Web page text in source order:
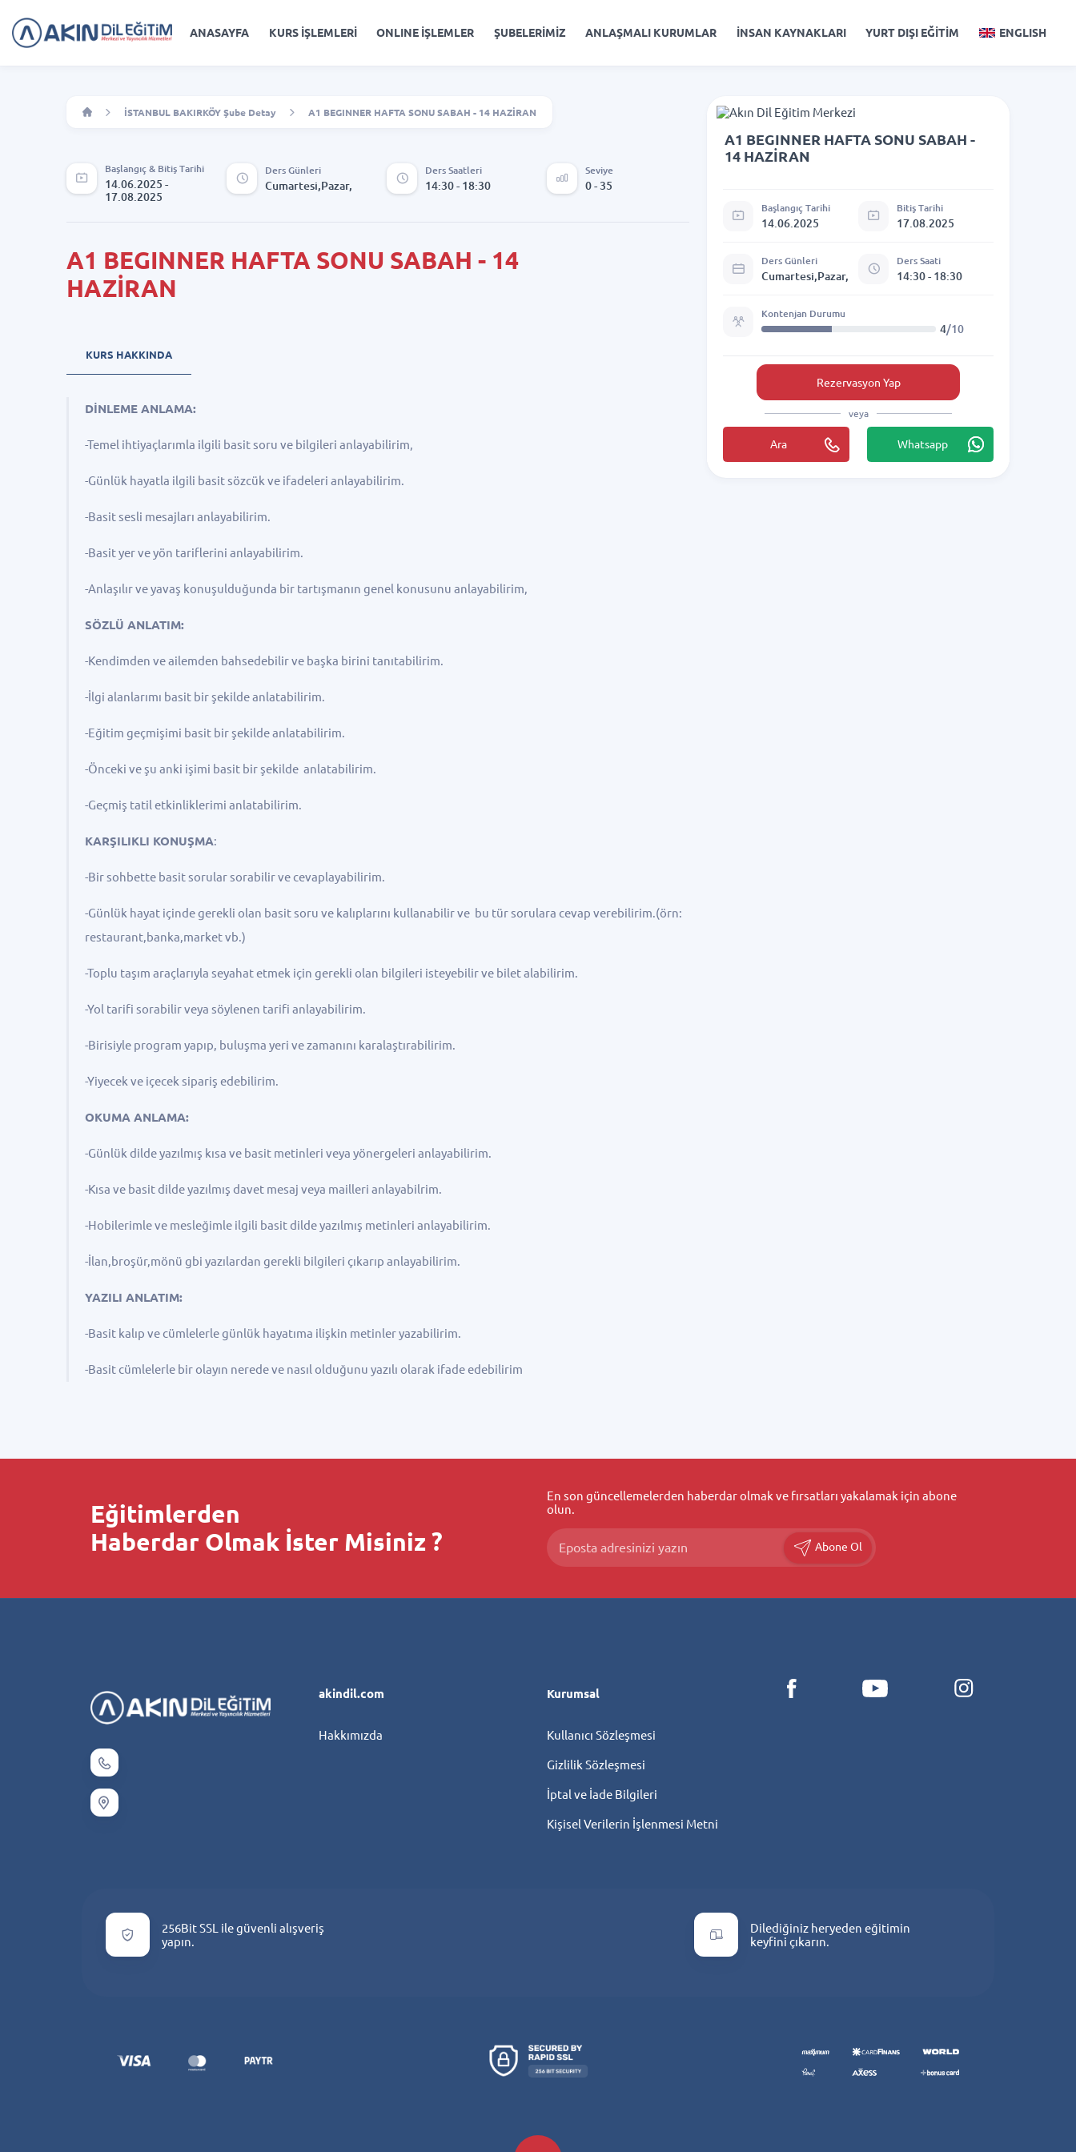
ANASAYFA KURS İŞLEMLERİ ONLINE İŞLEMLER ŞUBELERİMİZ ANLAŞMALI KURUMLAR İNSAN KAYNAKLARI YURT DIŞI EĞİTİM ENGLISH
İSTANBUL BAKIRKÖY Şube Detay A1 BEGINNER HAFTA SONU SABAH - 14 HAZİRAN
Başlangıç & Bitiş Tarihi
14.06.2025 -
17.08.2025
Ders Günleri
Cumartesi,Pazar,
Ders Saatleri
14:30 - 18:30
Seviye
0 - 35
A1 BEGINNER HAFTA SONU SABAH - 14
HAZİRAN
KURS HAKKINDA
DİNLEME ANLAMA:
-Temel ihtiyaçlarımla ilgili basit soru ve bilgileri anlayabilirim,
-Günlük hayatla ilgili basit sözcük ve ifadeleri anlayabilirim.
-Basit sesli mesajları anlayabilirim.
-Basit yer ve yön tariflerini anlayabilirim.
-Anlaşılır ve yavaş konuşulduğunda bir tartışmanın genel konusunu anlayabilirim,
SÖZLÜ ANLATIM:
-Kendimden ve ailemden bahsedebilir ve başka birini tanıtabilirim.
-İlgi alanlarımı basit bir şekilde anlatabilirim.
-Eğitim geçmişimi basit bir şekilde anlatabilirim.
-Önceki ve şu anki işimi basit bir şekilde anlatabilirim.
-Geçmiş tatil etkinliklerimi anlatabilirim.
KARŞILIKLI KONUŞMA:
-Bir sohbette basit sorular sorabilir ve cevaplayabilirim.
-Günlük hayat içinde gerekli olan basit soru ve kalıplarını kullanabilir ve bu tür sorulara cevap verebilirim.(örn:
restaurant,banka,market vb.)
-Toplu taşım araçlarıyla seyahat etmek için gerekli olan bilgileri isteyebilir ve bilet alabilirim.
-Yol tarifi sorabilir veya söylenen tarifi anlayabilirim.
-Birisiyle program yapıp, buluşma yeri ve zamanını karalaştırabilirim.
-Yiyecek ve içecek sipariş edebilirim.
OKUMA ANLAMA:
-Günlük dilde yazılmış kısa ve basit metinleri veya yönergeleri anlayabilirim.
-Kısa ve basit dilde yazılmış davet mesaj veya mailleri anlayabilrim.
-Hobilerimle ve mesleğimle ilgili basit dilde yazılmış metinleri anlayabilirim.
-İlan,broşür,mönü gbi yazılardan gerekli bilgileri çıkarıp anlayabilirim.
YAZILI ANLATIM:
-Basit kalıp ve cümlelerle günlük hayatıma ilişkin metinler yazabilirim.
-Basit cümlelerle bir olayın nerede ve nasıl olduğunu yazılı olarak ifade edebilirim
A1 BEGINNER HAFTA SONU SABAH -
14 HAZİRAN
Başlangıç Tarihi
14.06.2025
Bitiş Tarihi
17.08.2025
Ders Günleri
Cumartesi,Pazar,
Ders Saati
14:30 - 18:30
Kontenjan Durumu
4/10
Rezervasyon Yap
veya
Ara Whatsapp
Eğitimlerden
Haberdar Olmak İster Misiniz ?
En son güncellemelerden haberdar olmak ve fırsatları yakalamak için abone
olun.
Abone Ol
akindil.com
Hakkımızda
Kurumsal
Kullanıcı Sözleşmesi
Gizlilik Sözleşmesi
İptal ve İade Bilgileri
Kişisel Verilerin İşlenmesi Metni
256Bit SSL ile güvenli alışveriş
yapın.
Dilediğiniz heryeden eğitimin
keyfini çıkarın.